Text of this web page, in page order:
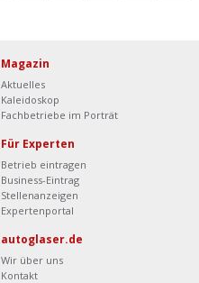
Magazin
Aktuelles
Kaleidoskop
Fachbetriebe im Porträt
Für Experten
Betrieb eintragen
Business-Eintrag
Stellenanzeigen
Expertenportal
autoglaser.de
Wir über uns
Kontakt